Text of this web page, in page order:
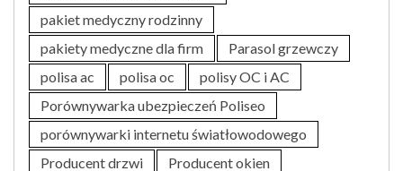
pakiet medyczny rodzinny
pakiety medyczne dla firm
Parasol grzewczy
polisa ac
polisa oc
polisy OC i AC
Porównywarka ubezpieczeń Poliseo
porównywarki internetu światłowodowego
Producent drzwi
Producent okien